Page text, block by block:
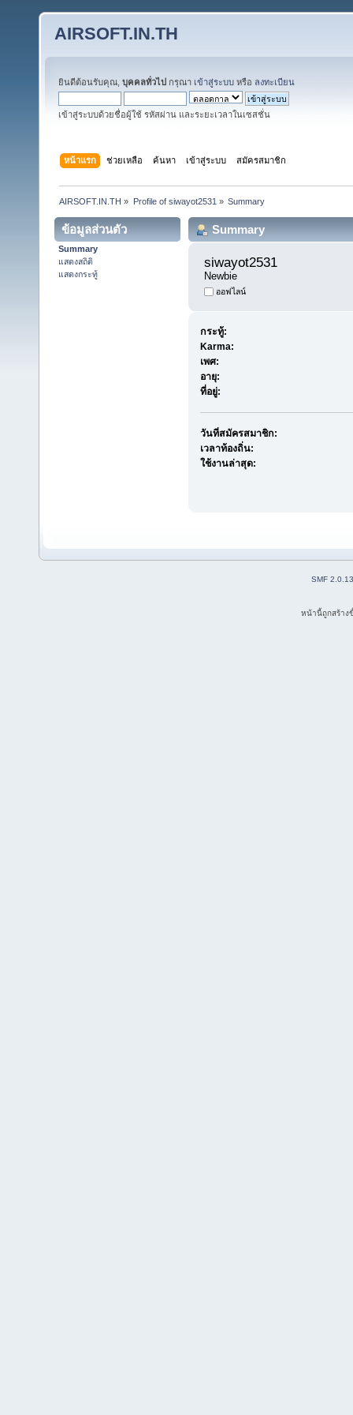
AIRSOFT.IN.TH
ยินดีต้อนรับคุณ, บุคคลทั่วไป กรุณา เข้าสู่ระบบ หรือ ลงทะเบียน
เข้าสู่ระบบด้วยชื่อผู้ใช้ รหัสผ่าน และระยะเวลาในเซสชั่น
หน้าแรก ช่วยเหลือ ค้นหา เข้าสู่ระบบ สมัครสมาชิก
AIRSOFT.IN.TH » Profile of siwayot2531 » Summary
ข้อมูลส่วนตัว
Summary
แสดงสถิติ
แสดงกระทู้
Summary
siwayot2531
Newbie
ออฟไลน์
กระทู้:
Karma:
เพศ:
อายุ:
ที่อยู่:
วันที่สมัครสมาชิก:
เวลาท้องถิ่น:
ใช้งานล่าสุด:
SMF 2.0.13
หน้านี้ถูกสร้าง